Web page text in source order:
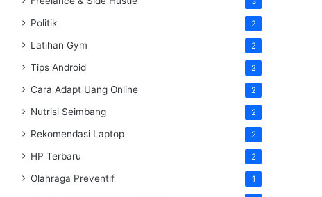
Politik 2
Latihan Gym 2
Tips Android 2
Cara Adapt Uang Online 2
Nutrisi Seimbang 2
Rekomendasi Laptop 2
HP Terbaru 2
Olahraga Preventif 1